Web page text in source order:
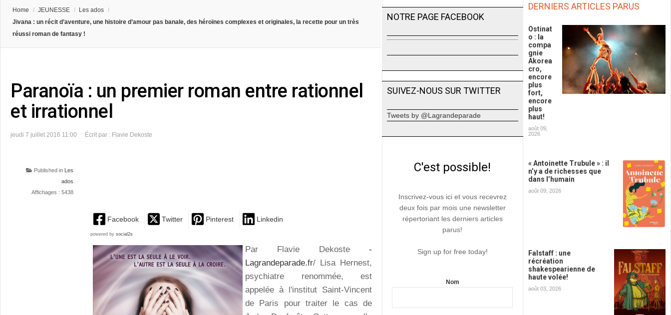
Home / JEUNESSE / Les ados /
Jivana : un récit d’aventure, une histoire d’amour pas banale, des héroïnes complexes et originales, la recette pour un très
réussi roman de fantasy !
Paranoïa : un premier roman entre rationnel
et irrationnel
jeudi 7 juillet 2016 11:00 Écrit par : Flavie Dekoste
Published in
Les
ados
Affichages : 5438
Facebook Twitter Pinterest Linkedin
powered by social2s
Par Flavie Dekoste-
Lagrandeparade.fr/ Lisa Hernest,
psychiatre renommée, est
appelée à l'institut Saint-Vincent
de Paris pour traiter le cas de
NOTRE PAGE FACEBOOK
SUIVEZ-NOUS SUR TWITTER
Tweets by @Lagrandeparade
C'est possible!
Inscrivez-vous ici et vous recevrez
deux fois par mois une newsletter
répertoriant les derniers articles
parus!
Sign up for free today!
Nom
DERNIERS ARTICLES PARUS
Ostinat
o : la
compa
gnie
Akorea
cro,
encore
plus
fort,
encore
plus
haut!
août 09,
2026
« Antoinette Trubule » : il
n’y a de richesses que
dans l’humain
août 09, 2026
Falstaff : une
récréation
shakespearienne de
haute volée!
août 03, 2026